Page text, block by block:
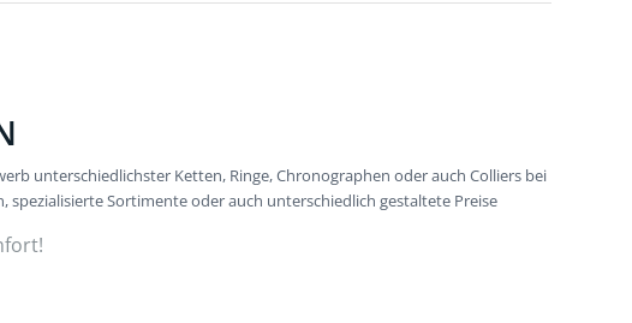
unterschiedlichster Ketten, Ringe, Chronographen oder auch Colliers bei
Sortimente oder auch unterschiedlich gestaltete Preise